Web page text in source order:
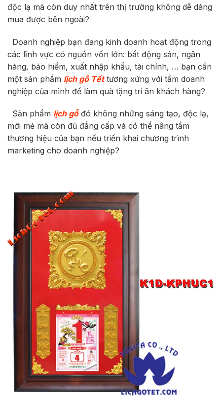
độc lạ mà còn duy nhất trên thị trường không dễ dàng
mua được bên ngoài?
Doanh nghiệp bạn đang kinh doanh hoạt động trong
các lĩnh vực có nguồn vốn lớn: bất động sản, ngân
hàng, bảo hiểm, xuất nhập khẩu, tài chính, … bạn cần
một sản phẩm lịch gỗ Tếttương xứng với tầm doanh
nghiệp của mình để làm quà tặng tri ân khách hàng?
Sản phẩm lịch gỗđó không những sáng tạo, độc lạ,
mới mẻ mà còn đủ đẳng cấp và có thể nâng tầm
thương hiệu của bạn nếu triển khai chương trình
marketing cho doanh nghiệp?